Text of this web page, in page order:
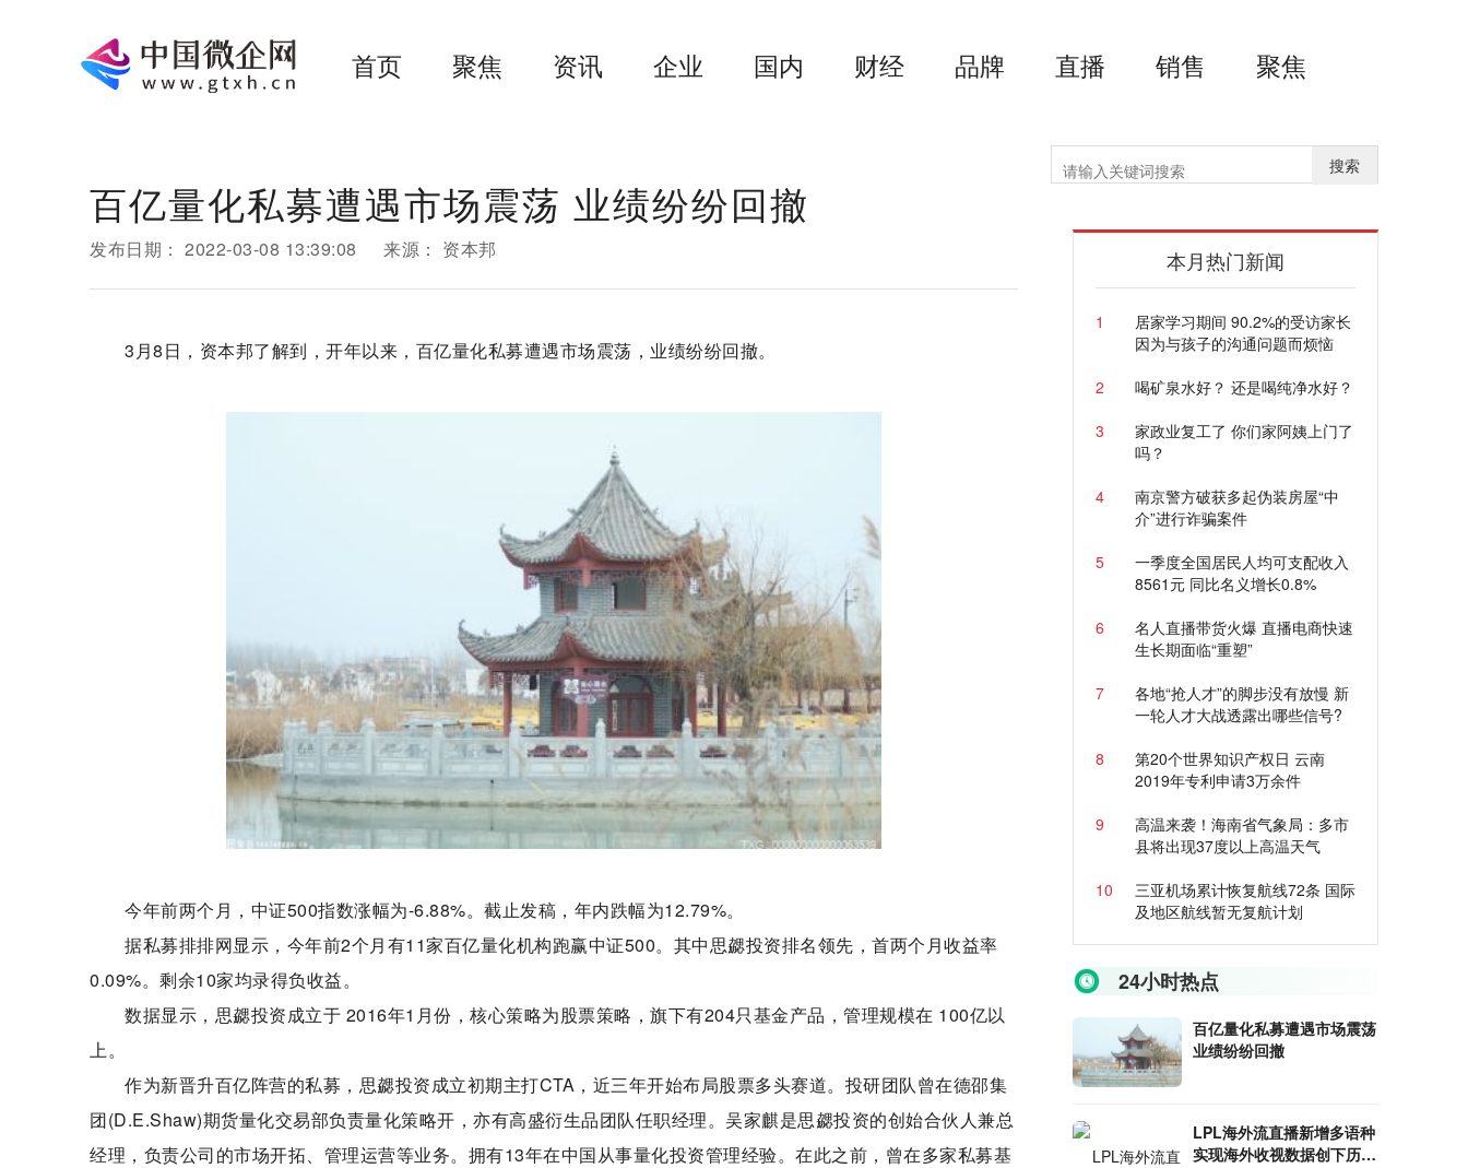
首页 聚焦 资讯 企业 国内 财经 品牌 直播 销售 聚焦
百亿量化私募遭遇市场震荡 业绩纷纷回撤
发布日期： 2022-03-08 13:39:08 来源： 资本邦
3月8日，资本邦了解到，开年以来，百亿量化私募遭遇市场震荡，业绩纷纷回撤。
今年前两个月，中证500指数涨幅为-6.88%。截止发稿，年内跌幅为12.79%。
据私募排排网显示，今年前2个月有11家百亿量化机构跑赢中证500。其中思勰投资排名领先，首两个月收益率
0.09%。剩余10家均录得负收益。
数据显示，思勰投资成立于 2016年1月份，核心策略为股票策略，旗下有204只基金产品，管理规模在 100亿以
上。
作为新晋升百亿阵营的私募，思勰投资成立初期主打CTA，近三年开始布局股票多头赛道。投研团队曾在德邵集
团(D.E.Shaw)期货量化交易部负责量化策略开，亦有高盛衍生品团队任职经理。吴家麒是思勰投资的创始合伙人兼总
经理，负责公司的市场开拓、管理运营等业务。拥有13年在中国从事量化投资管理经验。在此之前，曾在多家私募基
搜索
本月热门新闻
1
居家学习期间 90.2%的受访家长
因为与孩子的沟通问题而烦恼
2
喝矿泉水好？ 还是喝纯净水好？
3
家政业复工了 你们家阿姨上门了
吗？
4
南京警方破获多起伪装房屋“中
介”进行诈骗案件
5
一季度全国居民人均可支配收入
8561元 同比名义增长0.8%
6
名人直播带货火爆 直播电商快速
生长期面临“重塑”
7
各地“抢人才”的脚步没有放慢 新
一轮人才大战透露出哪些信号?
8
第20个世界知识产权日 云南
2019年专利申请3万余件
9
高温来袭！海南省气象局：多市
县将出现37度以上高温天气
10
三亚机场累计恢复航线72条 国际
及地区航线暂无复航计划
24小时热点
百亿量化私募遭遇市场震荡
业绩纷纷回撤
LPL海外流直播新增多语种
实现海外收视数据创下历史